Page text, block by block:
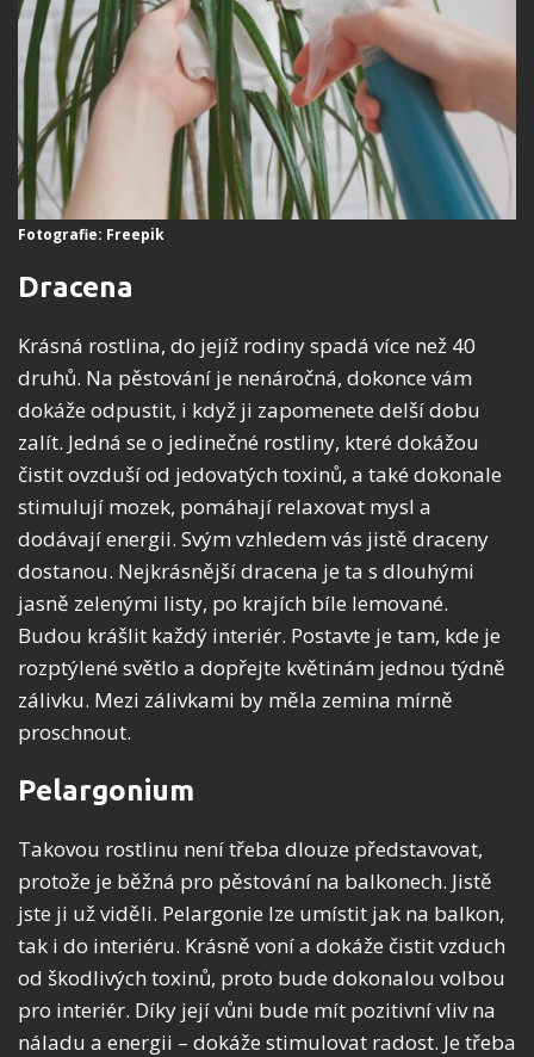
Fotografie: Freepik
Dracena
Krásná rostlina, do jejíž rodiny spadá více než 40
druhů. Na pěstování je nenáročná, dokonce vám
dokáže odpustit, i když ji zapomenete delší dobu
zalít. Jedná se o jedinečné rostliny, které dokážou
čistit ovzduší od jedovatých toxinů, a také dokonale
stimulují mozek, pomáhají relaxovat mysl a
dodávají energii. Svým vzhledem vás jistě draceny
dostanou. Nejkrásnější dracena je ta s dlouhými
jasně zelenými listy, po krajích bíle lemované.
Budou krášlit každý interiér. Postavte je tam, kde je
rozptýlené světlo a dopřejte květinám jednou týdně
zálivku. Mezi zálivkami by měla zemina mírně
proschnout.
Pelargonium
Takovou rostlinu není třeba dlouze představovat,
protože je běžná pro pěstování na balkonech. Jistě
jste ji už viděli. Pelargonie lze umístit jak na balkon,
tak i do interiéru. Krásně voní a dokáže čistit vzduch
od škodlivých toxinů, proto bude dokonalou volbou
pro interiér. Díky její vůni bude mít pozitivní vliv na
náladu a energii – dokáže stimulovat radost. Je třeba